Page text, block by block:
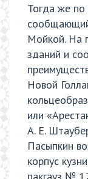
Тогда же по
Мойкой. На
зданий и
Новой
или
А. Е.
Пасыпкин
корпус
пакгауз №